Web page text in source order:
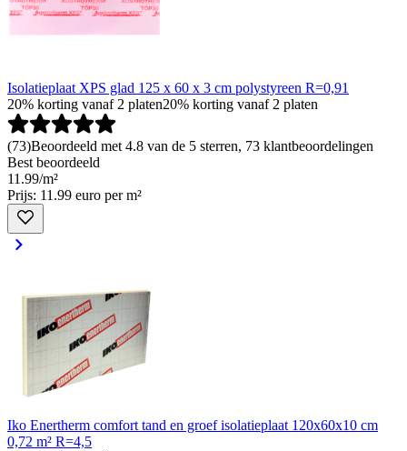
Isolatieplaat XPS glad 125 x 60 x 3 cm polystyreen R=0,91
20% korting vanaf 2 platen20% korting vanaf 2 platen
(73)Beoordeeld met 4.8 van de 5 sterren, 73 klantbeoordelingen
Best beoordeeld
11 .99/m²
Prijs: 11.99 euro per m²
Iko Enertherm comfort tand en groef isolatieplaat 120x60x10 cm
0,72 m² R=4,5